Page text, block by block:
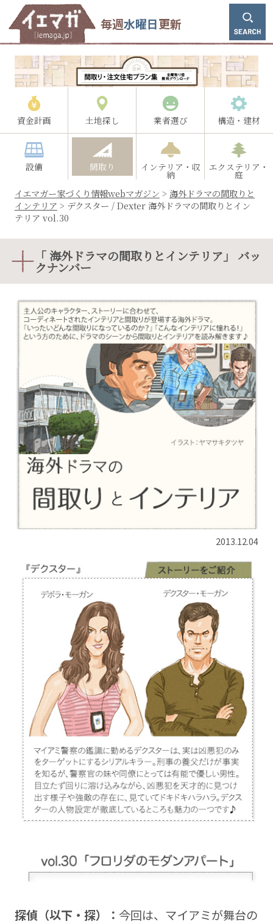
毎週水曜日更新
資金計画 土地探し 業者選び 構造・建材
設備 間取り インテリア・収
納
エクステリア・
庭
イエマガー家づくり情報webマガジン > 海外ドラマの間取りと
インテリア > デクスター / Dexter 海外ドラマの間取りとイン
テリア vol.30
「 海外ドラマの間取りとインテリア」 バッ
クナンバー
2013.12.04
探偵（以下・探）： 今回は、マイアミが舞台の